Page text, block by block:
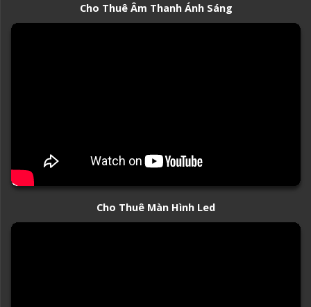
Cho Thuê Âm Thanh Ánh Sáng
Cho Thuê Màn Hình Led